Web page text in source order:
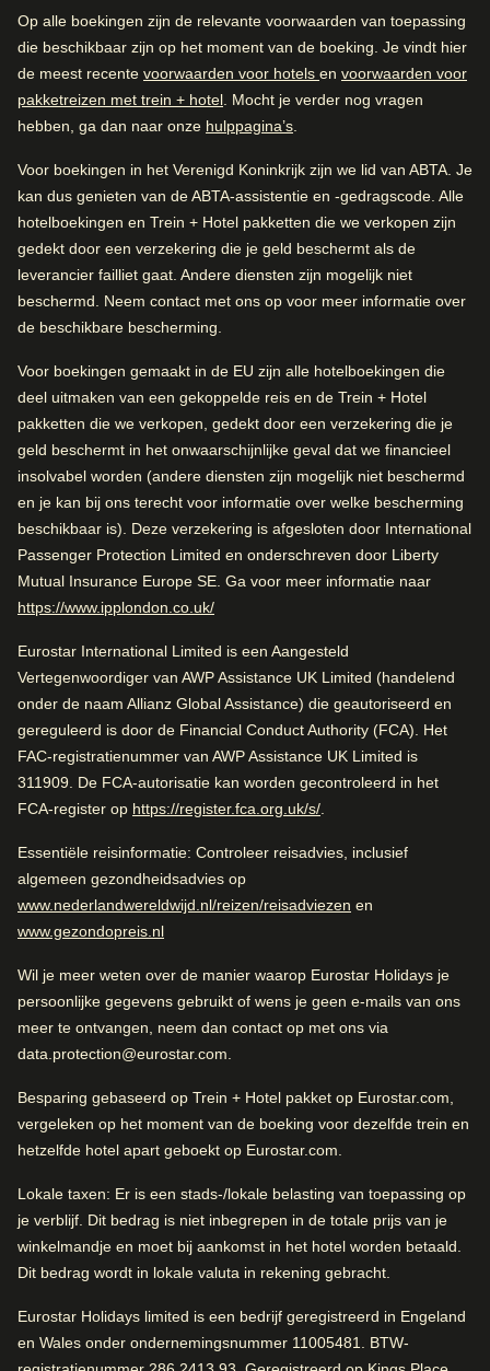
Dit unieke hotel is geïnspireerd op het Deense "hygge"-
concept: een gevoel van gelukzalige tevredenheid waarbij
je van de kleine dingen in het leven geniet. Je voelt je hier
vast meteen ontspannen! Het Hygge hotel ademt echt
comfort uit. Door de centrale locatie ben je overal dicht in
ontbijt.
Aankomst in Brussel
1.7 km tot Brussel-Zuid
Ligging in Brussel
Beschikbaarheid controleren en reserveren
Zoek het beste hotel voor je komende verblijf…
Kamer zoeken
Gebruikersbeoordeling, 4.4 van 5, Uitstekend
4.4/5 Uitstekend
4505 beoordelingen
Kamer zoeken
Goed om te weten
Mooie architectuur
Uitstekend Hotel voor Alleenreizenden. Dichtbij het
Fantastische sfeer.
Toegankelijkheidsvoorzieningen
Parkeerplaats
Conciërge- en
portierservice
Schoonmaakdienst
Internettoegang
Wasserij
Lift
Kluisje
Aankomst in Brussel
1.7 km tot Brussel-Zuid
Ligging in Brussel
0.6 km tot Notre Dame du Sablon
Gebruikersbeoordeling, 4.4 van 5, Uitstekend
4.4/5 Uitstekend
4505 beoordelingen
Beoordelingen
Zeer goed 32%
Goed 5%
Gemiddeld
Slecht 1%
Goed om te weten
Stijlvol hotel
Mooie architectuur
Beoordeeld door
Koppel– 43%
Alleen– 33%
Familie– 24%
Zakelijk 1%
Beoordeeld met 4.4/5 op basis van
beoordelingen van alle reizigers
Uitstekend Hotel voor Alleenreizenden. Dichtbij het
stadscentrum en goede parkeermogelijkheden.
Fantastische sfeer.
Uitstekend stadshotel
Sfeer 4.8/5
Gebruikersbeoordeling, 4.8 van 5
Fantastische sfeer
Positief:
98% noemde dit een stijlvol hotel.
Locatie 4.5/5
Gebruikersbeoordeling, 4.5 van 5
792 beoordelingen
Op alle boekingen zijn de relevante voorwaarden van toepassing
die beschikbaar zijn op het moment van de boeking. Je vindt hier
de meest recente voorwaarden voor hotels en voorwaarden voor
pakketreizen met trein + hotel . Mocht je verder nog vragen
hebben, ga dan naar onze hulppagina’s
Voor boekingen in het Verenigd Koninkrijk zijn we lid van ABTA. Je
kan dus genieten van de ABTA-assistentie en -gedragscode. Alle
hotelboekingen en Trein + Hotel pakketten die we verkopen zijn
gedekt door een verzekering die je geld beschermt als de
leverancier failliet gaat. Andere diensten zijn mogelijk niet
beschermd. Neem contact met ons op voor meer informatie over
de beschikbare bescherming.
Voor boekingen gemaakt in de EU zijn alle hotelboekingen die
deel uitmaken van een gekoppelde reis en de Trein + Hotel
pakketten die we verkopen, gedekt door een verzekering die je
geld beschermt in het onwaarschijnlijke geval dat we financieel
insolvabel worden (andere diensten zijn mogelijk niet beschermd
en je kan bij ons terecht voor informatie over welke bescherming
beschikbaar is). Deze verzekering is afgesloten door International
Passenger Protection Limited en onderschreven door Liberty
Mutual Insurance Europe SE. Ga voor meer informatie naar
https://www.ipplondon.co.uk/(
Eurostar International Limited is een Aangesteld
Vertegenwoordiger van AWP Assistance UK Limited (handelend
onder de naam Allianz Global Assistance) die geautoriseerd en
gereguleerd is door de Financial Conduct Authority (FCA). Het
FAC-registratienummer van AWP Assistance UK Limited is
311909. De FCA-autorisatie kan worden gecontroleerd in het
FCA-register op https://register.fca.org.uk/s/(
Essentiële reisinformatie: Controleer reisadvies, inclusief
algemeen gezondheidsadvies op
www.nederlandwereldwijd.nl/reizen/reisadviezen opent in een
en
www.gezondopreis.nl(
Wil je meer weten over de manier waarop Eurostar Holidays je
persoonlijke gegevens gebruikt of wens je geen e-mails van ons
meer te ontvangen, neem dan contact op met ons via
data.protection@eurostar.com.
Besparing gebaseerd op Trein + Hotel pakket op Eurostar.com,
vergeleken op het moment van de boeking voor dezelfde trein en
hetzelfde hotel apart geboekt op Eurostar.com.
Lokale taxen: Er is een stads-/lokale belasting van toepassing op
je verblijf. Dit bedrag is niet inbegrepen in de totale prijs van je
winkelmandje en moet bij aankomst in het hotel worden betaald.
Dit bedrag wordt in lokale valuta in rekening gebracht.
Eurostar Holidays limited is een bedrijf geregistreerd in Engeland
en Wales onder ondernemingsnummer 11005481. BTW-